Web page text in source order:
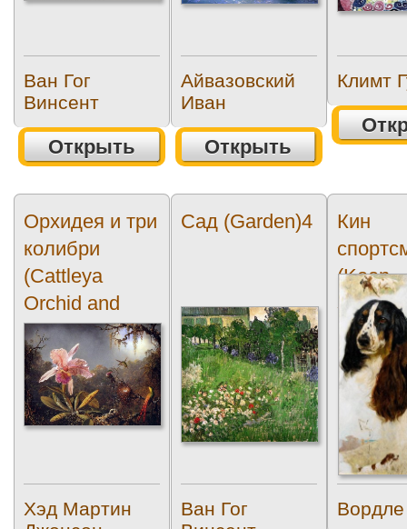
Ван Гог
Винсент
Открыть
Айвазовский
Иван
Открыть
Климт
Орхидея и три
колибри
(Cattleya
Orchid and
Three
Brazilian...
Хэд Мартин
Сад (Garden)4
Ван Гог
Кин
(Keen